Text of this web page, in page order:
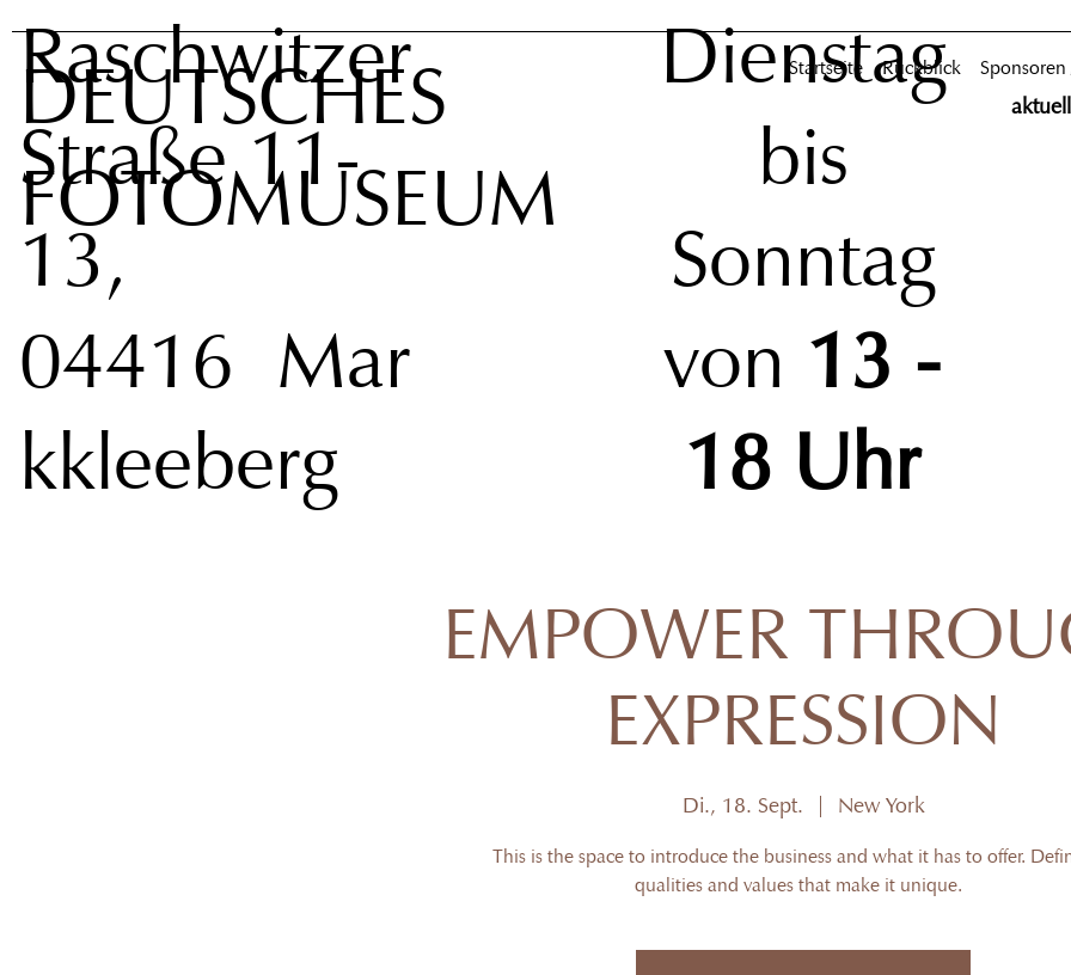
Raschwitzer
Straße 11-
13,
04416 Mar
kkleeberg
DEUTSCHES
FOTOMUSEUM
Dienstag
bis
Sonntag
von 13 -
18 Uhr
Startseite Rückblick
EMPOWER
EXPRESSION
Di., 18. Sept. New York
This is the space to introduce the business and what it has to offer.
qualities and values that make it unique.